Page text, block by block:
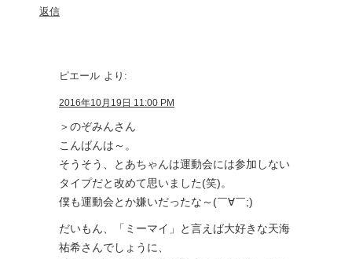
返信
ピエール より:
2016年10月19日 11:00 PM
＞のぞみんさん
こんばんは～。
そうそう、とあちゃんは運動会には参加しない
タイプだと改めて思いました(笑)。
僕も運動会とか嫌いだったな～(￣∀￣;)
だいもん、「ミーマイ」と言えば大好きな天海
祐希さんでしょうに、